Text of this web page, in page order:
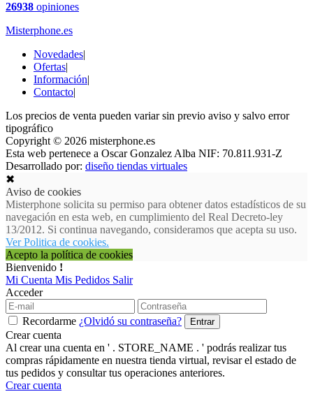
26938 opiniones
Misterphone.es
Novedades|
Ofertas|
Información|
Contacto|
Los precios de venta pueden variar sin previo aviso y salvo error
tipográfico
Copyright © 2026 misterphone.es
Esta web pertenece a Oscar Gonzalez Alba NIF: 70.811.931-Z
Desarrollado por: diseño tiendas virtuales
✖
Aviso de cookies
Misterphone solicita su permiso para obtener datos estadísticos de su
navegación en esta web, en cumplimiento del Real Decreto-ley
13/2012. Si continua navegando, consideramos que acepta su uso.
Ver Politica de cookies.
Acepto la política de cookies
Bienvenido !
Mi Cuenta Mis Pedidos Salir
Acceder
Recordarme ¿Olvidó su contraseña?
Crear cuenta
Al crear una cuenta en ' . STORE_NAME . ' podrás realizar tus
compras rápidamente en nuestra tienda virtual, revisar el estado de
tus pedidos y consultar tus operaciones anteriores.
Crear cuenta